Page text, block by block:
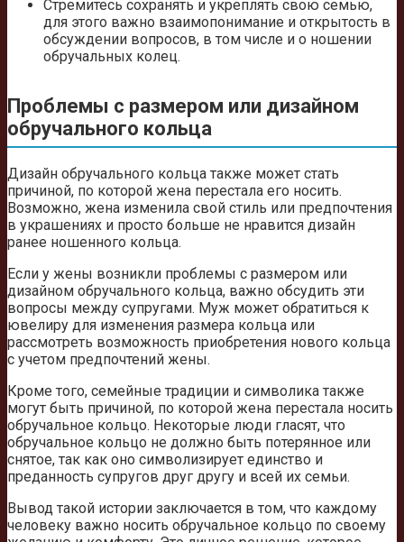
Стремитесь сохранять и укреплять свою семью,
для этого важно взаимопонимание и открытость в
обсуждении вопросов, в том числе и о ношении
обручальных колец.
Проблемы с размером или дизайном
обручального кольца
Дизайн обручального кольца также может стать
причиной, по которой жена перестала его носить.
Возможно, жена изменила свой стиль или предпочтения
в украшениях и просто больше не нравится дизайн
ранее ношенного кольца.
Если у жены возникли проблемы с размером или
дизайном обручального кольца, важно обсудить эти
вопросы между супругами. Муж может обратиться к
ювелиру для изменения размера кольца или
рассмотреть возможность приобретения нового кольца
с учетом предпочтений жены.
Кроме того, семейные традиции и символика также
могут быть причиной, по которой жена перестала носить
обручальное кольцо. Некоторые люди гласят, что
обручальное кольцо не должно быть потерянное или
снятое, так как оно символизирует единство и
преданность супругов друг другу и всей их семьи.
Вывод такой истории заключается в том, что каждому
человеку важно носить обручальное кольцо по своему